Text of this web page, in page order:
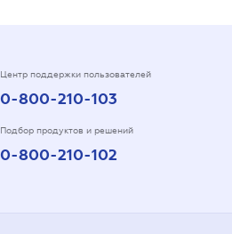
Центр поддержки пользователей
0-800-210-103
Подбор продуктов и решений
0-800-210-102